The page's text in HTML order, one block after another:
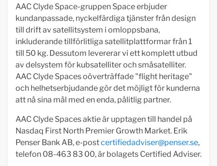
AAC Clyde Space-gruppen Space erbjuder
kundanpassade, nyckelfärdiga tjänster från design
till drift av satellitsystem i omloppsbana,
inkluderande tillförlitliga satellitplattformar från 1
till 50 kg. Dessutom levererar vi ett komplett utbud
av delsystem för kubsatelliter och småsatelliter.
AAC Clyde Spaces oöverträffade "flight heritage"
och helhetserbjudande gör det möjligt för kunderna
att nå sina mål med en enda, pålitlig partner.
AAC Clyde Spaces aktie är upptagen till handel på
Nasdaq First North Premier Growth Market. Erik
Penser Bank AB, e-postcertifiedadviser@penser.se,
telefon 08-463 83 00, är bolagets Certified Adviser.